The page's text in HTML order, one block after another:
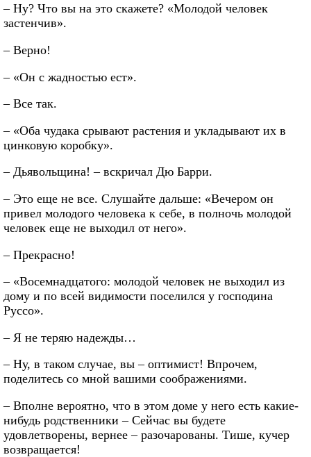
– Ну? Что вы на это скажете? «Молодой человек
застенчив».
– Верно!
– «Он с жадностью ест».
– Все так.
– «Оба чудака срывают растения и укладывают их в
цинковую коробку».
– Дьявольщина! – вскричал Дю Барри.
– Это еще не все. Слушайте дальше: «Вечером он
привел молодого человека к себе, в полночь молодой
человек еще не выходил от него».
– Прекрасно!
– «Восемнадцатого: молодой человек не выходил из
дому и по всей видимости поселился у господина
Руссо».
– Я не теряю надежды…
– Ну, в таком случае, вы – оптимист! Впрочем,
поделитесь со мной вашими соображениями.
– Вполне вероятно, что в этом доме у него есть какие-
нибудь родственники – Сейчас вы будете
удовлетворены, вернее – разочарованы. Тише, кучер
возвращается!